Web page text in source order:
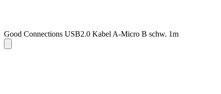
Good Connections USB2.0 Kabel A-Micro B schw. 1m